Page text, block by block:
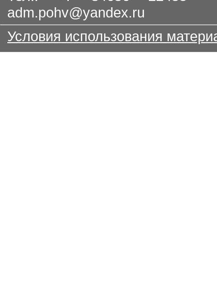
adm.pohv@yandex.ru
Условия использования